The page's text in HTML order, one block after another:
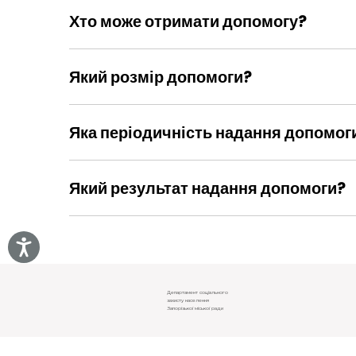
Хто може отримати допомогу?
(один з батьків, якщо виховує дітей
Який розмір допомоги?
Яка періодичність надання
Який результат надання допомоги?
Департамент соціального
захисту населення
Запорізької міської ради